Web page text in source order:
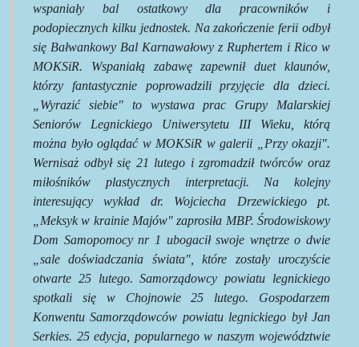
wspaniały bal ostatkowy dla pracowników i
podopiecznych kilku jednostek. Na zakończenie ferii odbył
się Bałwankowy Bal Karnawałowy z Ruphertem i Rico w
MOKSiR. Wspaniałą zabawę zapewnił duet klaunów,
którzy fantastycznie poprowadzili przyjęcie dla dzieci.
„Wyrazić siebie" to wystawa prac Grupy Malarskiej
Seniorów Legnickiego Uniwersytetu III Wieku, którą
można było oglądać w MOKSiR w galerii „Przy okazji".
Wernisaż odbył się 21 lutego i zgromadził twórców oraz
miłośników plastycznych interpretacji. Na kolejny
interesujący wykład dr. Wojciecha Drzewickiego pt.
„Meksyk w krainie Majów" zaprosiła MBP. Środowiskowy
Dom Samopomocy nr 1 ubogacił swoje wnętrze o dwie
„sale doświadczania świata", które zostały uroczyście
otwarte 25 lutego. Samorządowcy powiatu legnickiego
spotkali się w Chojnowie 25 lutego. Gospodarzem
Konwentu Samorządowców powiatu legnickiego był Jan
Serkies. 25 edycja, popularnego w naszym województwie